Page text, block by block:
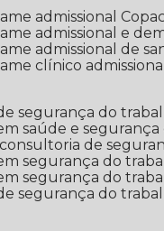
admissional
admissional e
admissional de
clínico admissional
segurança do
saúde e
consultoria de
segurança do
segurança do
segurança do